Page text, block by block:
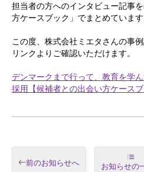
担当者の方へのインタビュー記事
方ケースブック」でまとめています
この度、株式会社ミエタさんの事
リンクよりご確認いただけます。
デンマークまで行って、教育を学
採用【候補者との出会い方ケース
前のお知らせへ お知らせの